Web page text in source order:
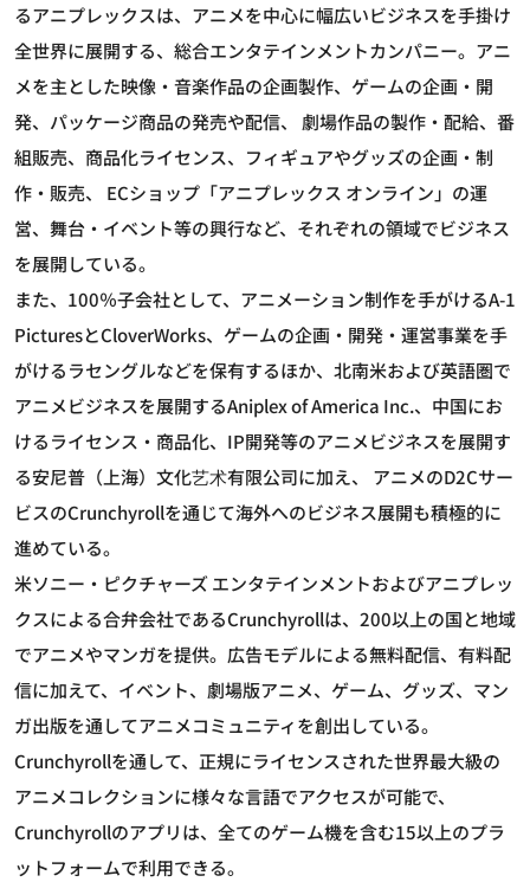
るアニプレックスは、アニメを中心に幅広いビジネスを手掛け
全世界に展開する、総合エンタテインメントカンパニー。アニ
メを主とした映像・音楽作品の企画製作、ゲームの企画・開
発、パッケージ商品の発売や配信、 劇場作品の製作・配給、番
組販売、商品化ライセンス、フィギュアやグッズの企画・制
作・販売、 ECショップ「アニプレックス オンライン」の運
営、舞台・イベント等の興行など、それぞれの領域でビジネス
を展開している。
また、100％子会社として、アニメーション制作を手がけるA-1
PicturesとCloverWorks、ゲームの企画・開発・運営事業を手
がけるラセングルなどを保有するほか、北南米および英語圏で
アニメビジネスを展開するAniplex of America Inc.、中国にお
けるライセンス・商品化、IP開発等のアニメビジネスを展開す
る安尼普（上海）文化艺术有限公司に加え、 アニメのD2Cサー
ビスのCrunchyrollを通じて海外へのビジネス展開も積極的に
進めている。
米ソニー・ピクチャーズ エンタテインメントおよびアニプレッ
クスによる合弁会社であるCrunchyrollは、200以上の国と地域
でアニメやマンガを提供。広告モデルによる無料配信、有料配
信に加えて、イベント、劇場版アニメ、ゲーム、グッズ、マン
ガ出版を通してアニメコミュニティを創出している。
Crunchyrollを通して、正規にライセンスされた世界最大級の
アニメコレクションに様々な言語でアクセスが可能で、
Crunchyrollのアプリは、全てのゲーム機を含む15以上のプラ
ットフォームで利用できる。